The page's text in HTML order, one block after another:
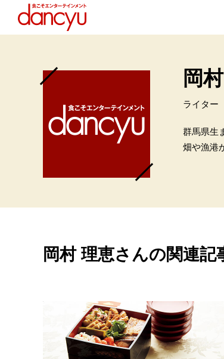
岡
ライター
群馬県生
畑や漁港
岡村 理恵さんの関連記